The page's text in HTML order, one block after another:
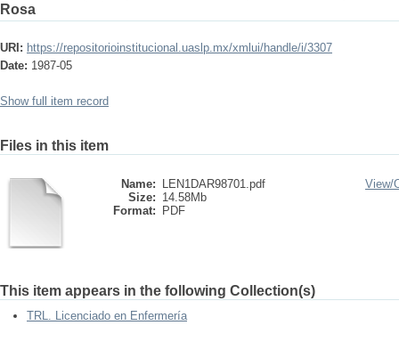
Rosa
URI: https://repositorioinstitucional.uaslp.mx/xmlui/handle/i/3307
Date: 1987-05
Show full item record
Files in this item
Name:
LEN1DAR98701.pdf
Size: 14.58Mb
Format:
PDF
View/
This item appears in the following Collection(s)
TRL. Licenciado en Enfermería